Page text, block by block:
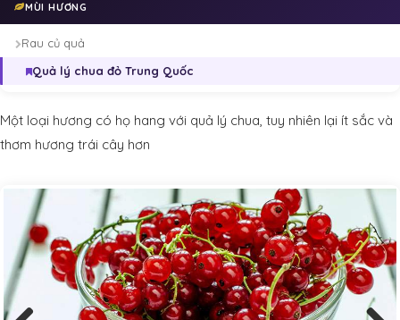
MÙI HƯƠNG
Rau củ quả
Quả lý chua đỏ Trung Quốc
Một loại hương có họ hang với quả lý chua, tuy nhiên lại ít sắc và
thơm hương trái cây hơn